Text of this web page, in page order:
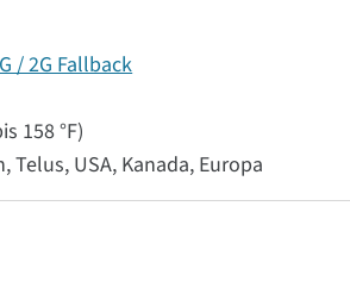
/ 2G Fallback
158 °F)
Telus, USA, Kanada, Europa